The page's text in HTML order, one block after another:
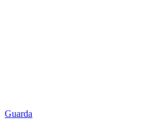
Guarda